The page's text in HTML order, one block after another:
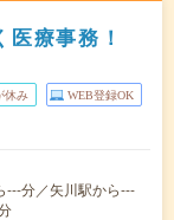
療事務！
休み WEB登録OK
---分／矢川駅から---